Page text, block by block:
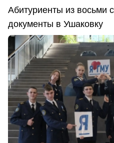
Абитуриенты из восьми
документы в Ушаковку